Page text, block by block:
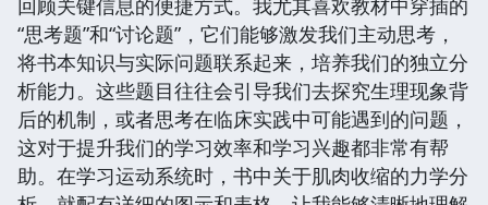
回顾关键信息的便捷方式。我尤其喜欢教材中穿插的
“思考题”和“讨论题”，它们能够激发我们主动思考，
将书本知识与实际问题联系起来，培养我们的独立分
析能力。这些题目往往会引导我们去探究生理现象背
后的机制，或者思考在临床实践中可能遇到的问题，
这对于提升我们的学习效率和学习兴趣都非常有帮
助。在学习运动系统时，书中关于肌肉收缩的力学分